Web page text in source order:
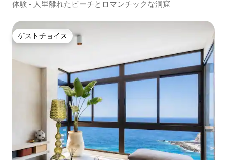
ーを呼ぶか、そのようなサービスをリク
体験 - 人里離れたビーチとロマンチックな洞窟
ゲストチョイス
ゲストチョイス